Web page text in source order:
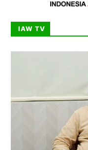
IAW TV